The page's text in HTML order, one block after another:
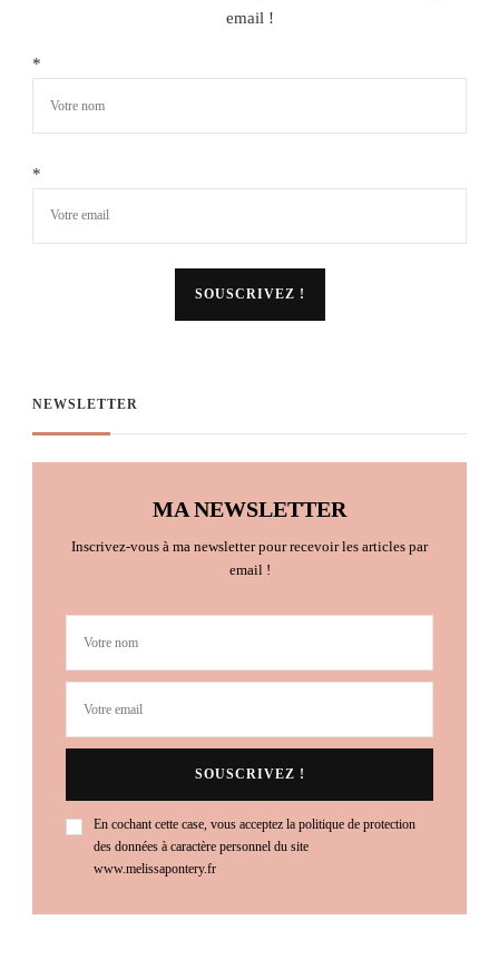
email !
*
*
NEWSLETTER
MA NEWSLETTER
Inscrivez-vous à ma newsletter pour recevoir les articles par
email !
En cochant cette case, vous acceptez la politique de protection
des données à caractère personnel du site
www.melissapontery.fr